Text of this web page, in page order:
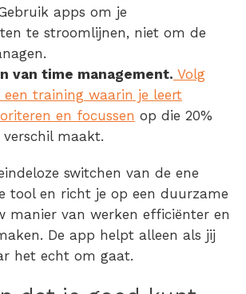
apps om je
te stroomlijnen, niet om de
van time management. Volg
een training waarin je leert
en focussen op die 20%
maakt.
switchen van de ene
tool en richt je op een duurzame
manier van werken efficiënter en
De app helpt alleen als jij
het echt om gaat.